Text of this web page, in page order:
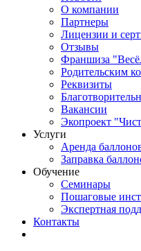
О компании
Партнеры
Лицензии и
Отзывы
Франшиза
Родительским
Реквизиты
Вакансии
Экопроект
Услуги
Аренда
Заправка
Обучение
Семинары
Пошаговые
Экспертная
Контакты